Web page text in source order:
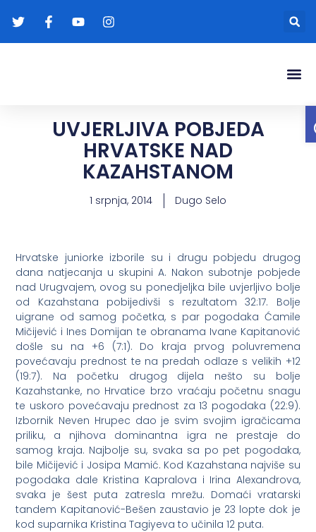
UVJERLJIVA POBJEDA
HRVATSKE NAD
KAZAHSTANOM
1 srpnja, 2014 Dugo Selo
Hrvatske juniorke izborile su i drugu pobjedu drugog
dana natjecanja u skupini A. Nakon subotnje pobjede
nad Urugvajem, ovog su ponedjeljka bile uvjerljivo bolje
od Kazahstana pobijedivši s rezultatom 32:17. Bolje
uigrane od samog početka, s par pogodaka Ćamile
Mičijević i Ines Domijan te obranama Ivane Kapitanović
došle su na +6 (7:1). Do kraja prvog poluvremena
povećavaju prednost te na predah odlaze s velikih +12
(19:7). Na početku drugog dijela nešto su bolje
Kazahstanke, no Hrvatice brzo vraćaju početnu snagu
te uskoro povećavaju prednost za 13 pogodaka (22:9).
Izbornik Neven Hrupec dao je svim svojim igračicama
priliku, a njihova dominantna igra ne prestaje do
samog kraja. Najbolje su, svaka sa po pet pogodaka,
bile Mičijević i Josipa Mamić. Kod Kazahstana najviše su
pogodaka dale Kristina Kapralova i Irina Alexandrova,
svaka je šest puta zatresla mrežu. Domaći vratarski
tandem Kapitanović-Bešen zaustavio je 23 lopte dok je
kod suparnika Kristina Tagiyeva to učinila 12 puta.